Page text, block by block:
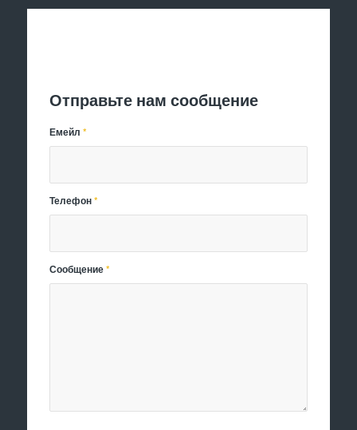
Отправьте нам сообщение
Емейл*
Телефон*
Сообщение*